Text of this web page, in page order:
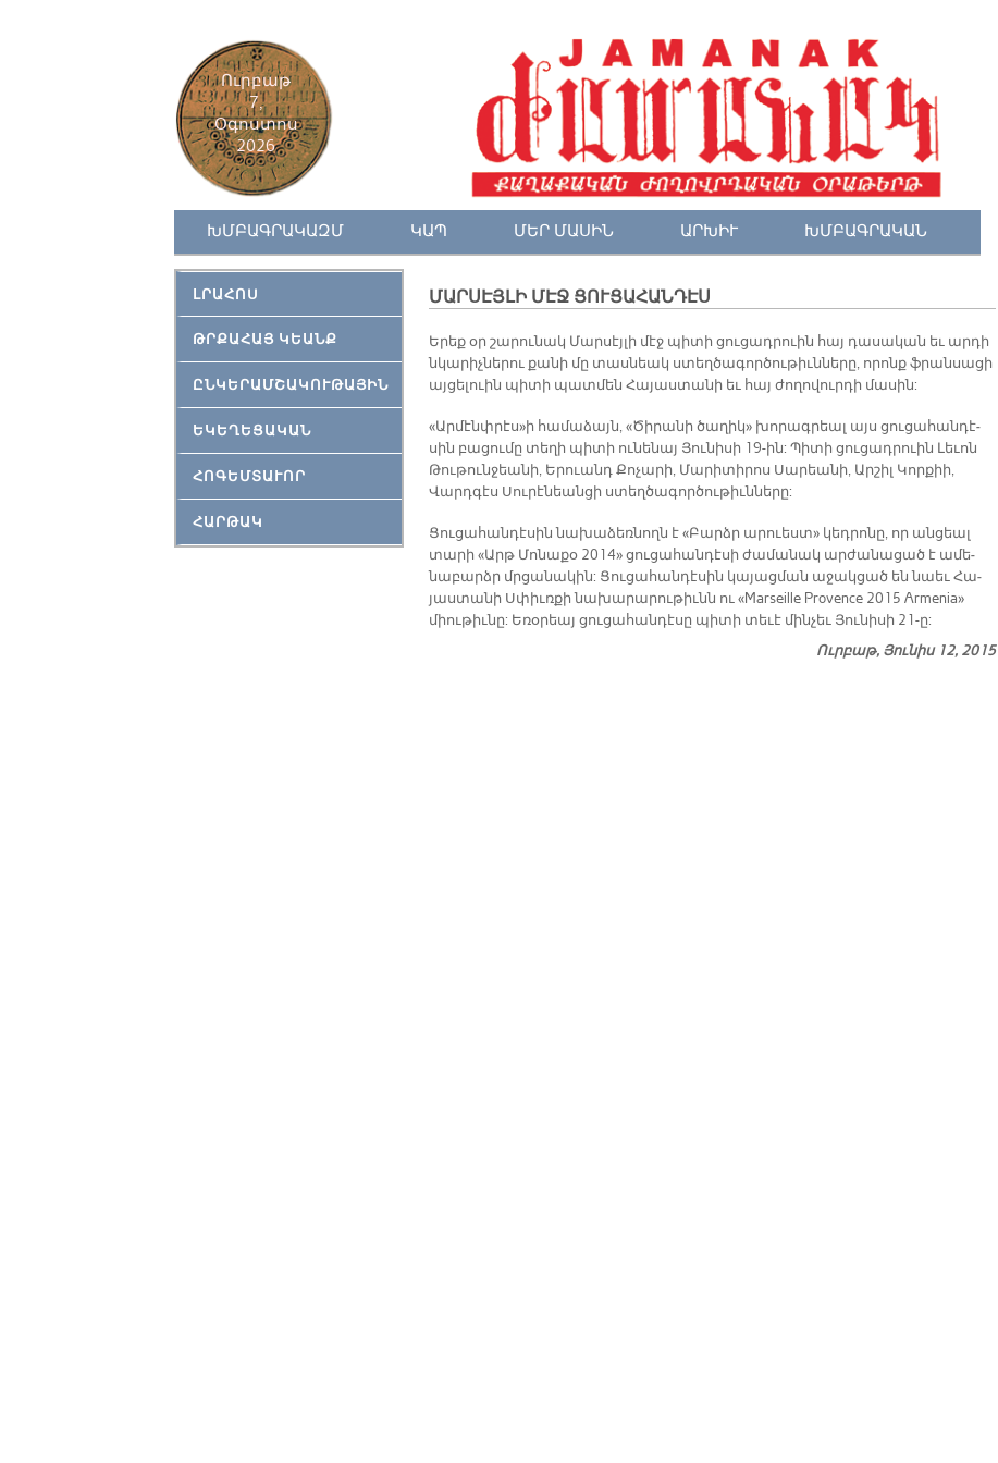
Ուրբաթ
7,
Օգոստոս
2026
ԽՄԲԱԳՐԱԿԱԶՄ ԿԱՊ ՄԵՐ ՄԱՍԻՆ ԱՐԽԻՒ ԽՄԲԱԳՐԱԿԱՆ
ԼՐԱՀՈՍ
ԹՐՔԱՀԱՅ ԿԵԱՆՔ
ԸՆԿԵՐԱՄՇԱԿՈՒԹԱՅԻՆ
ԵԿԵՂԵՑԱԿԱՆ
ՀՈԳԵՄՏԱՒՈՐ
ՀԱՐԹԱԿ
ՄԱՐՍԷՅԼԻ ՄԷՋ ՑՈՒՑԱՀԱՆԴԷՍ
Ե­րեք օր շա­րու­նակ Մար­սէյ­լի մէջ պի­տի ցու­ցադ­րուին հայ դա­սա­կան եւ ար­դի
նկա­րիչ­նե­րու քա­նի մը տաս­նեակ ստեղ­ծա­գոր­ծու­թիւն­նե­րը, ո­րոնք ֆրան­սա­ցի
այ­ցե­լուին պի­տի պատ­մեն Հա­յաս­տա­նի եւ հայ ժո­ղո­վուր­դի մա­սին:
«Ար­մէնփ­րէս»ի հա­մա­ձայն, «Ծի­րա­նի ծա­ղիկ» խո­րագ­րեալ այս ցու­ցա­հան­դէ­
սին բա­ցու­մը տե­ղի պի­տի ու­նե­նայ Յու­նի­սի 19-ին: Պի­տի ցու­ցադ­րուին Լե­ւոն
Թու­թուն­ջեա­նի, Ե­րուանդ Քո­չա­րի, Մա­րի­տի­րոս Սա­րեա­նի, Ար­շիլ Կոր­քիի,
Վարդ­գէս Սու­րէ­նեան­ցի ստեղ­ծա­գոր­ծու­թիւն­նե­րը:
Ցու­ցա­հան­դէ­սին նա­խա­ձեռ­նողն է «Բարձր ա­րուեստ» կեդ­րո­նը, որ ան­ցեալ
տա­րի «Արթ Մո­նա­քօ 2014» ցու­ցա­հան­դէ­սի ժա­մա­նակ ար­ժա­նա­ցած է ա­մե­
նա­բարձր մրցա­նա­կին: Ցու­ցա­հան­դէ­սին կա­յաց­ման ա­ջակ­ցած են նաեւ Հա­
յաս­տա­նի Սփիւռ­քի նա­խա­րա­րու­թիւնն ու «Marseille Provence 2015 Armenia»
միու­թիւ­նը: Ե­ռօ­րեայ ցու­ցա­հան­դէ­սը պի­տի տե­ւէ մին­չեւ Յու­նի­սի 21-ը:
Ուրբաթ, Յունիս 12, 2015